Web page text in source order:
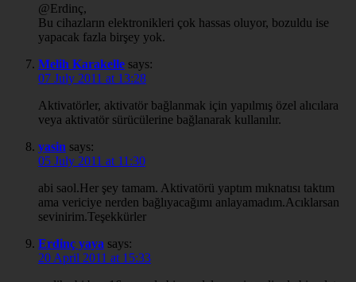
@Erdinç,
Bu cihazların elektronikleri çok hassas oluyor, bozuldu ise
yapacak fazla birşey yok.
Melih Karakelle says:
07 July 2011 at 13:28
Aktivatörler, aktivatör bağlanmak için yapılmış özel alıcılara
veya aktivatör sürücülerine bağlanarak kullanılır.
yasin says:
05 July 2011 at 11:30
abi saol.Her şey tamam. Aktivatörü yaptım mıknatısı taktım
ama vericiye nerden bağlıyacağımı anlayamadım.Acıklarsan
sevinirim.Teşekkürler
Erdinç yaya says:
20 April 2011 at 15:33